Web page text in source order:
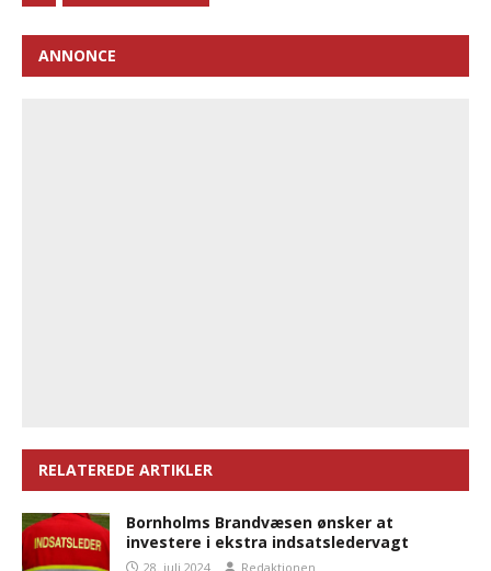
ANNONCE
RELATEREDE ARTIKLER
Bornholms Brandvæsen ønsker at
investere i ekstra indsatsledervagt
28. juli 2024 Redaktionen